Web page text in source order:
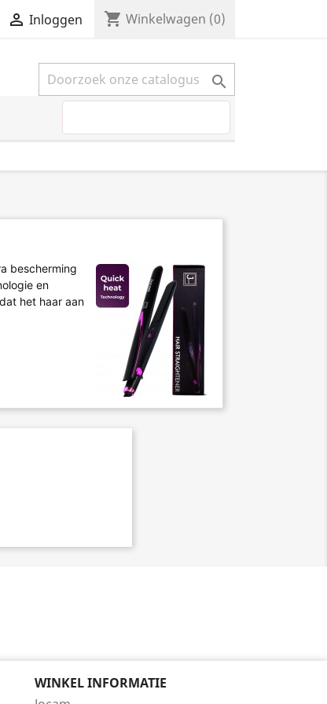
 Inloggen shopping_cart Winkelwagen (0)

bescherming
en
het haar aan
WINKEL INFORMATIE